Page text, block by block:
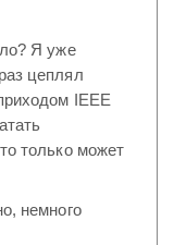
Я уже
цеплял
IEEE
только может
немного